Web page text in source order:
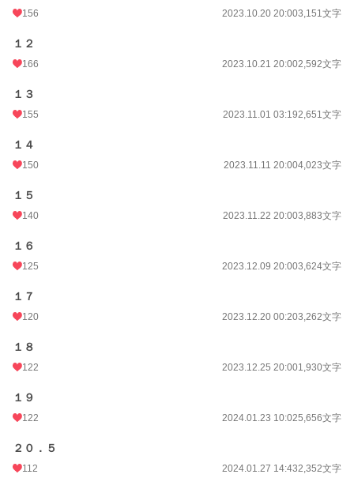
156 2023.10.20 20:003,151文字
１２
166 2023.10.21 20:002,592文字
１３
155 2023.11.01 03:192,651文字
１４
150 2023.11.11 20:004,023文字
１５
140 2023.11.22 20:003,883文字
１６
125 2023.12.09 20:003,624文字
１７
120 2023.12.20 00:203,262文字
１８
122 2023.12.25 20:001,930文字
１９
122 2024.01.23 10:025,656文字
２０．５
112 2024.01.27 14:432,352文字